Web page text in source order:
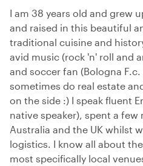
I am 38 years old and grew
and raised in this beautiful
traditional cuisine and
avid music (rock 'n' roll and
and soccer fan (Bologna
sometimes do real estate
on the side :) I speak fluent
native speaker), spent a few
Australia and the UK whilst
logistics. I know all about
most specifically local